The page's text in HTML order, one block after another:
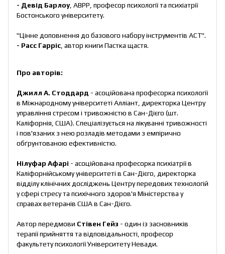
- Девід Барлоу, АВPР, професор психології та психіатрії
Бостонського університету.
"Цінне доповнення до базового набору інструментів ACT".
- Расс Гарріс , автор книги Пастка щастя.
Про авторів:
Джилл А. Стоддард - асоційована професорка психології
в Міжнародному університеті Алліант, директорка Центру
управління стресом і тривожністю в Сан-Дієго (шт.
Каліфорнія, США). Спеціалізується на лікуванні тривожності
і пов'язаних з нею розладів методами з емпірично
обґрунтованою ефективністю.
Нілуфар Афарі - асоційована професорка психіатрії в
Каліфорнійському університеті в Сан-Дієго, директорка
відділу клінічних досліджень Центру передових технологій
у сфері стресу та психічного здоров'я Міністерства у
справах ветеранів США в Сан-Дієго.
Автор передмови Стівен Гейз - один із засновників
терапії прийняття та відповідальності, професор
факультету психології Університету Невади.